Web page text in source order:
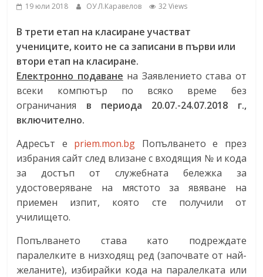
19 юли 2018 ОУ Л.Каравелов 32 Views
В трети етап на класиране участват
учениците, които не са записани в първи или
втори етап на класиране.
Електронно подаване на Заявлението става от
всеки компютър по всяко време без
ограничания в периода 20.07.-24.07.2018 г.,
включително.
Адресът е priem.mon.bg Попълването е през
избрания сайт след влизане с входящия № и кода
за достъп от служебната бележка за
удостоверяване на мястото за явяване на
приемен изпит, която сте получили от
училището.
Попълването става като подреждате
паралелките в низходящ ред (започвате от най-
желаните), избирайки кода на паралелката или